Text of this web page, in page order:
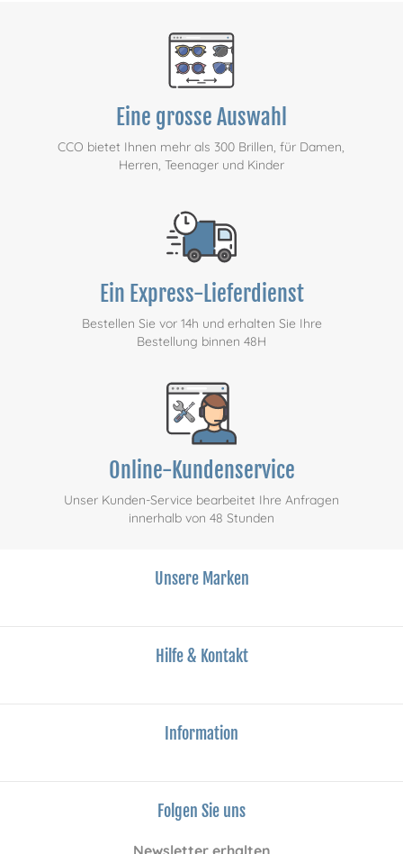
Eine grosse Auswahl
CCO bietet Ihnen mehr als 300 Brillen, für Damen,
Herren, Teenager und Kinder
Ein Express-Lieferdienst
Bestellen Sie vor 14h und erhalten Sie Ihre
Bestellung binnen 48H
Online-Kundenservice
Unser Kunden-Service bearbeitet Ihre Anfragen
innerhalb von 48 Stunden
Unsere Marken
Hilfe & Kontakt
Information
Folgen Sie uns